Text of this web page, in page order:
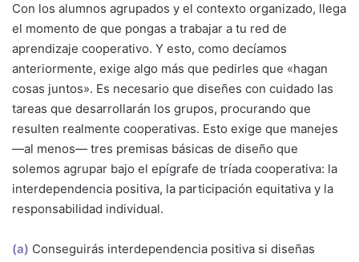
Con los alumnos agrupados y el contexto organizado, llega
el momento de que pongas a trabajar a tu red de
aprendizaje cooperativo. Y esto, como decíamos
anteriormente, exige algo más que pedirles que «hagan
cosas juntos». Es necesario que diseñes con cuidado las
tareas que desarrollarán los grupos, procurando que
resulten realmente cooperativas. Esto exige que manejes
—al menos— tres premisas básicas de diseño que
solemos agrupar bajo el epígrafe de tríada cooperativa: la
interdependencia positiva, la participación equitativa y la
responsabilidad individual.
(a) Conseguirás interdependencia positiva si diseñas